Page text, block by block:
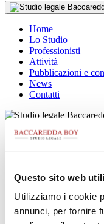
Questo sito web
Utilizziamo i cookie
annunci, per fornire
Home
Lo Studio
Professionisti
Attività
Pubblicazioni e
News
Contatti
Investigazioni